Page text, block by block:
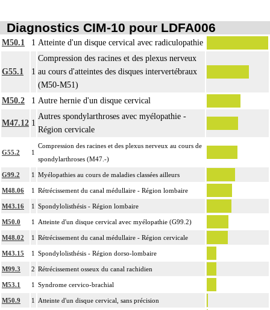
Diagnostics CIM-10 pour LDFA006
M50.1 1 Atteinte d'un disque cervical avec radiculopathie
G55.1 1
Compression des racines et des plexus nerveux
au cours d'atteintes des disques intervertébraux
(M50-M51)
M50.2
1 Autre hernie d'un disque cervical
M47.12 1
Autres spondylarthroses avec myélopathie -
Région cervicale
G55.2 1
Compression des racines et des plexus nerveux au cours de
spondylarthroses (M47.-)
G99.2 1 Myélopathies au cours de maladies classées ailleurs
M48.06 1 Rétrécissement du canal médullaire - Région lombaire
M43.16 1 Spondylolisthésis - Région lombaire
M50.0 1 Atteinte d'un disque cervical avec myélopathie (G99.2)
M48.02 1 Rétrécissement du canal médullaire - Région cervicale
M43.15 1 Spondylolisthésis - Région dorso-lombaire
M99.3 2 Rétrécissement osseux du canal rachidien
M53.1 1 Syndrome cervico-brachial
M50.9 1 Atteinte d'un disque cervical, sans précision